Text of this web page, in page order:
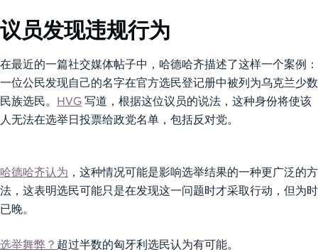
议员发现违规行为
在最近的一篇社交媒体帖子中，哈德哈齐描述了这样一个案例：
一位公民发现自己的名字在官方选民登记册中被列为乌克兰少数
民族选民。 HVG 写道，根据这位议员的说法，这种身份将使该
人无法在选举日投票给政党名单，包括反对党。
哈德哈齐认为 ，这种情况可能是影响选举结果的一种更广泛的方
法，这表明选民可能只是在发现这一问题时才采取行动，但为时
已晚。
选举舞弊？ 超过半数的匈牙利选民认为有可能。